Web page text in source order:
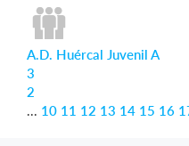
A.D. Huércal Juvenil A
3
2
... 10 11 12 13 14 15 16